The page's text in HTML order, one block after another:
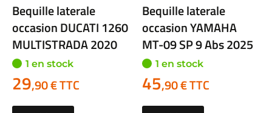
Bequille laterale
occasion DUCATI 1260
MULTISTRADA 2020
1 en stock
29,90 € TTC
Bequille laterale
occasion YAMAHA
MT-09 SP 9 Abs 2025
1 en stock
45,90 € TTC